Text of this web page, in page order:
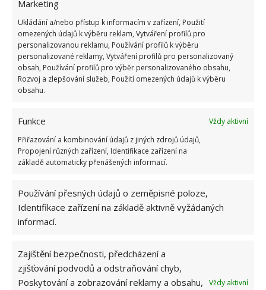
Marketing
Ukládání a/nebo přístup k informacím v zařízení, Použití
omezených údajů k výběru reklam, Vytváření profilů pro
personalizovanou reklamu, Používání profilů k výběru
personalizované reklamy, Vytváření profilů pro personalizovaný
obsah, Používání profilů pro výběr personalizovaného obsahu,
Rozvoj a zlepšování služeb, Použití omezených údajů k výběru
obsahu.
Funkce
Vždy aktivní
Přiřazování a kombinování údajů z jiných zdrojů údajů,
Propojení různých zařízení, Identifikace zařízení na
základě automaticky přenášených informací.
Používání přesných údajů o zeměpisné poloze,
Identifikace zařízení na základě aktivně vyžádaných
informací.
Zajištění bezpečnosti, předcházení a
zjišťování podvodů a odstraňování chyb,
Poskytování a zobrazování reklamy a obsahu,
Vždy aktivní